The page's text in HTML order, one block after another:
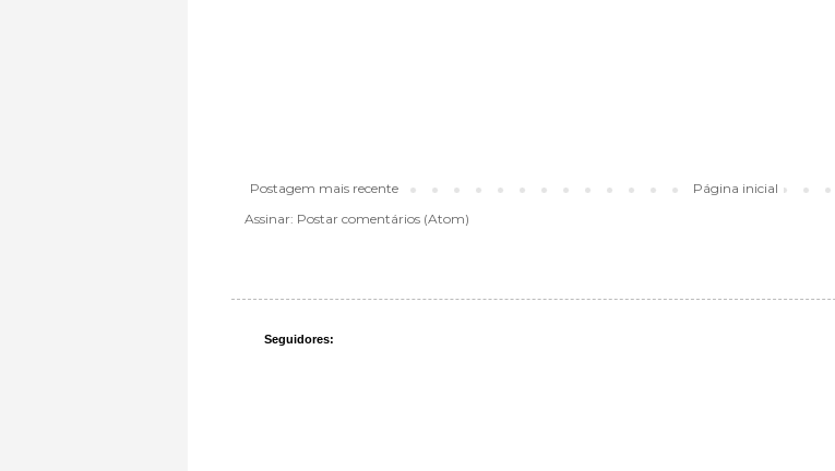
Postagem mais recente
Página inicial
Assinar: Postar comentários (Atom)
Seguidores: